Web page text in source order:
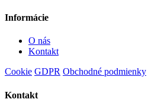
Informácie
O nás
Kontakt
Cookie GDPR Obchodné podmienky
Kontakt